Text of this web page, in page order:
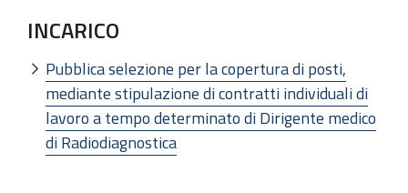
INCARICO
Pubblica selezione per la copertura di posti,
mediante stipulazione di contratti individuali di
lavoro a tempo determinato di Dirigente medico
di Radiodiagnostica